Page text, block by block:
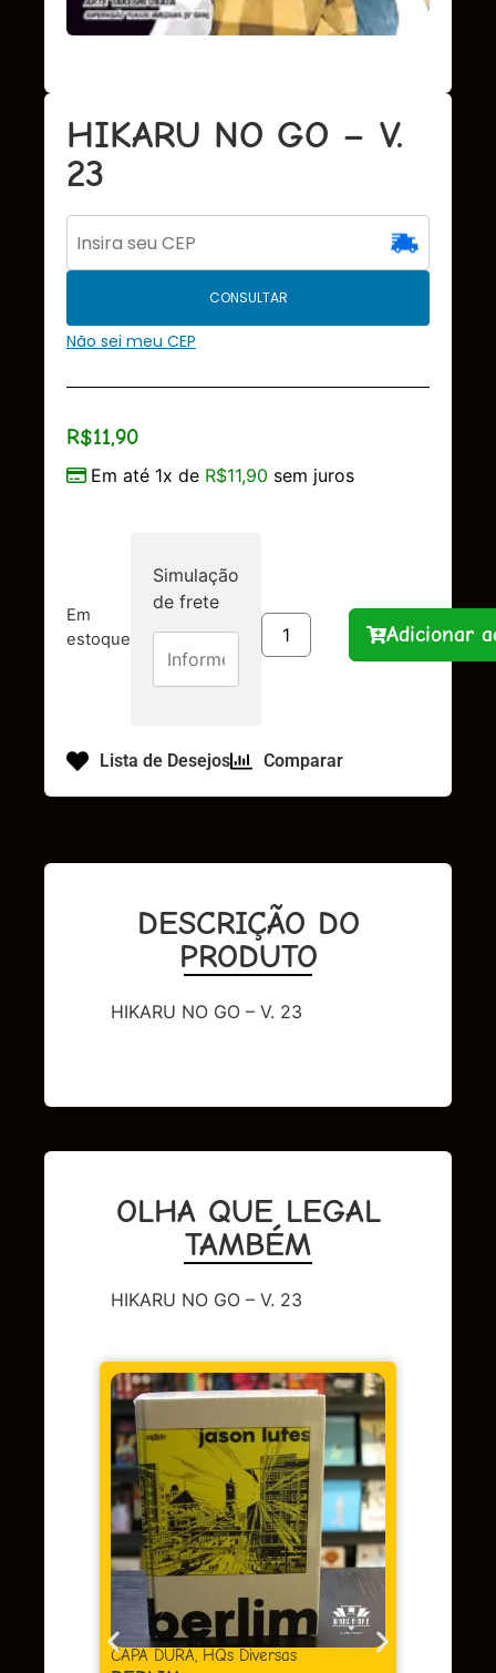
HIKARU NO GO – V.
23
CONSULTAR
Não sei meu CEP
R$11,90
Em até 1x de R$11,90 sem juros
Em
estoque
Simulação
de frete
Adicionar
Lista de Desejos Comparar
DESCRIÇÃO DO
PRODUTO
HIKARU NO GO – V. 23
OLHA QUE LEGAL
TAMBÉM
HIKARU NO GO – V. 23
CAPA DURA, HQs Diversas